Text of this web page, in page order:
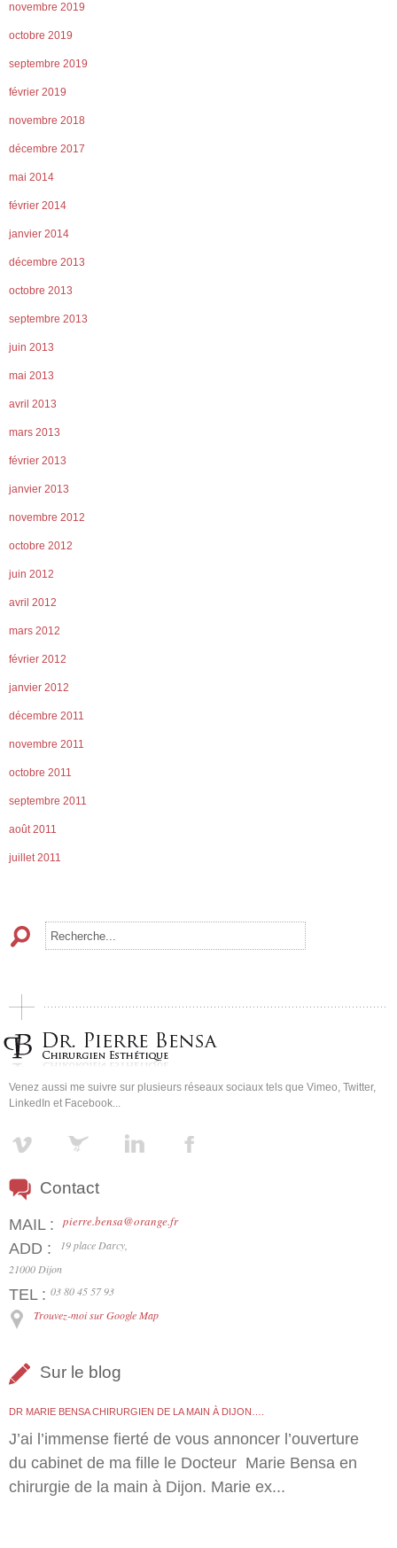
novembre 2019
octobre 2019
septembre 2019
février 2019
novembre 2018
décembre 2017
mai 2014
février 2014
janvier 2014
décembre 2013
octobre 2013
septembre 2013
juin 2013
mai 2013
avril 2013
mars 2013
février 2013
janvier 2013
novembre 2012
octobre 2012
juin 2012
avril 2012
mars 2012
février 2012
janvier 2012
décembre 2011
novembre 2011
octobre 2011
septembre 2011
août 2011
juillet 2011
Venez aussi me suivre sur plusieurs réseaux sociaux tels que Vimeo, Twitter,
LinkedIn et Facebook...
Contact
MAIL :pierre.bensa@orange.fr
ADD :
19 place Darcy,
21000 Dijon
TEL : 03 80 45 57 93
Trouvez-moi sur Google Map
Sur le blog
DR MARIE BENSA CHIRURGIEN DE LA MAIN À DIJON….
J’ai l’immense fierté de vous annoncer l’ouverture
du cabinet de ma fille le Docteur Marie Bensa en
chirurgie de la main à Dijon. Marie ex...